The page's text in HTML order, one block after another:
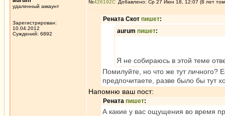
удаленный аккаунт
Зарегистрирован:
10.04.2012
Суждений: 6892
№426192 Добавлено: Ср 27 Июн 18, 12:07 (8 лет
Рената Скот пишет:
aurum пишет:
Я не собираюсь в этой теме
Помилуйте, но что же тут
предпочитаете, разве было бы тут
Напомню ваш пост:
Рената пишет:
А какие у вас ощущения во время